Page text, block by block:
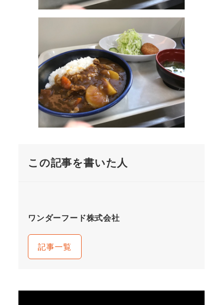
この記事を書いた人
ワンダーフード株式会社
記事一覧